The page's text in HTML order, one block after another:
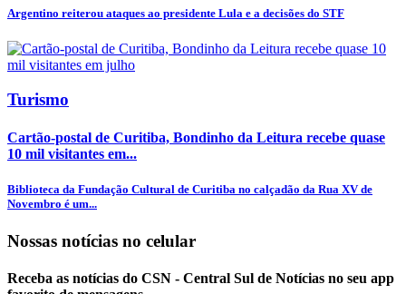
Argentino reiterou ataques ao presidente Lula e a decisões do STF
Turismo
Cartão-postal de Curitiba, Bondinho da Leitura recebe quase
10 mil visitantes em...
Biblioteca da Fundação Cultural de Curitiba no calçadão da Rua XV de
Novembro é um...
Nossas notícias no celular
Receba as notícias do CSN - Central Sul de Notícias no seu app